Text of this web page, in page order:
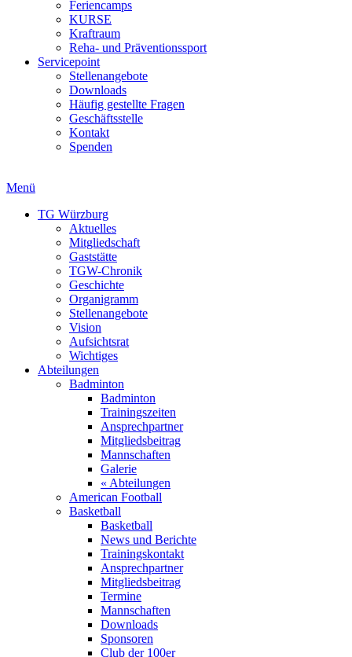
Feriencamps
KURSE
Kraftraum
Reha- und Präventionssport
Servicepoint
Stellenangebote
Downloads
Häufig gestellte Fragen
Geschäftsstelle
Kontakt
Spenden
Menü
TG Würzburg
Aktuelles
Mitgliedschaft
Gaststätte
TGW-Chronik
Geschichte
Organigramm
Stellenangebote
Vision
Aufsichtsrat
Wichtiges
Abteilungen
Badminton
Badminton
Trainingszeiten
Ansprechpartner
Mitgliedsbeitrag
Mannschaften
Galerie
« Abteilungen
American Football
Basketball
Basketball
News und Berichte
Trainingskontakt
Ansprechpartner
Mitgliedsbeitrag
Termine
Mannschaften
Downloads
Sponsoren
Club der 100er